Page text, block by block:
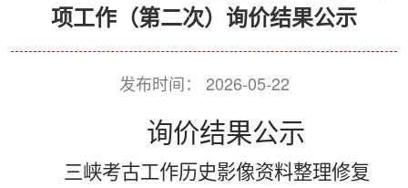
项工作（第二次）询价结果公示
发布时间： 2026-05-22
询价结果公示
三峡考古工作历史影像资料整理修复